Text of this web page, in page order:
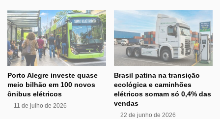
Porto Alegre investe quase
meio bilhão em 100 novos
ônibus elétricos
11 de julho de 2026
Brasil patina na transição
ecológica e caminhões
elétricos somam só 0,4% das
vendas
22 de junho de 2026